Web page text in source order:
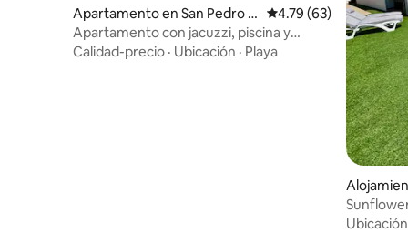
Apartamento en San Pedro d
e Ribas
Calificación promedio:
4.79 (63)
Apartamento con jacuzzi, piscina y
solárium
Calidad-precio · Ubicación · Playa
Ubicación